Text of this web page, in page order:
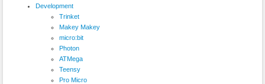
Development
Trinket
Makey Makey
micro:bit
Photon
ATMega
Teensy
Pro Micro